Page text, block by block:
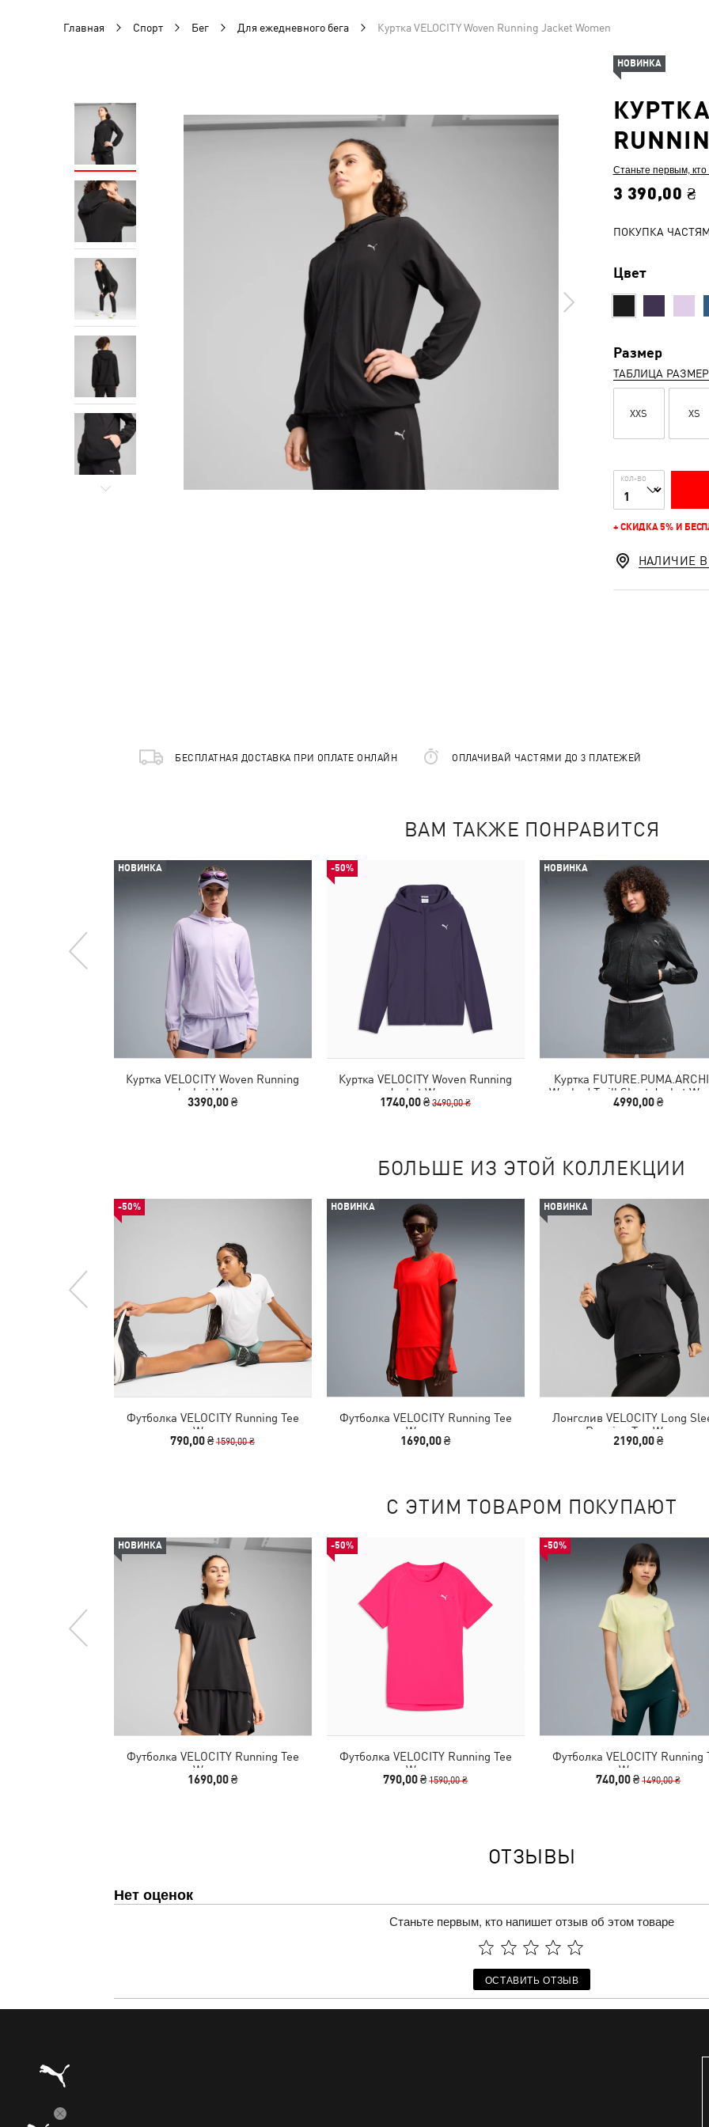
Главная Спорт Бег Для ежедневного бега Куртка VELOCITY Woven Running Jacket Women
КУРТКА
Станьте первым,
3 390,00 ₴
ПОКУПКА
Цвет
Размер
ТАБЛИЦА
XXS XS
КОЛ-ВО
+ СКИДКА 5% И
НОВИНКА
НАЛИЧИЕ
БЕСПЛАТНАЯ ДОСТАВКА ПРИ ОПЛАТЕ ОНЛАЙН ОПЛАЧИВАЙ ЧАСТЯМИ ДО 3 ПЛАТЕЖЕЙ
ВАМ ТАКЖЕ ПОНРАВИТСЯ
НОВИНКА
Куртка VELOCITY Woven Running
Jacket Women
3390,00 ₴
-50%
Куртка VELOCITY Woven Running
Jacket Women
1740,00 ₴3490,00 ₴
НОВИНКА
Куртка
Washed Twill Short Jacket
4990,00 ₴
БОЛЬШЕ ИЗ ЭТОЙ КОЛЛЕКЦИИ
-50%
Футболка VELOCITY Running Tee
Women
790,00 ₴1590,00 ₴
НОВИНКА
Футболка VELOCITY Running Tee
Women
1690,00 ₴
НОВИНКА
Лонгслив VELOCITY Long
Running Top Women
2190,00 ₴
С ЭТИМ ТОВАРОМ ПОКУПАЮТ
НОВИНКА
Футболка VELOCITY Running Tee
Women
1690,00 ₴
-50%
Футболка VELOCITY Running Tee
Women
790,00 ₴1590,00 ₴
-50%
Футболка VELOCITY Running
Women
740,00 ₴1490,00 ₴
ОТЗЫВЫ
Нет оценок
Станьте первым, кто напишет отзыв об этом товаре
ОСТАВИТЬ ОТЗЫВ